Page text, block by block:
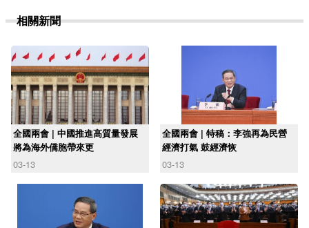
相關新聞
全國兩會 | 中國推進高質量發展
將為海外僑胞帶來更
03-13
全國兩會 | 特稿：李強再為民營
經濟打氣 鼓經濟恢
03-13